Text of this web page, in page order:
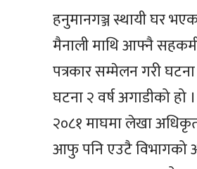
हनुमानगञ्ज स्थायी घर
मैनाली माथि आफ्नै
पत्रकार सम्मेलन गरी
घटना २ वर्ष अगाडीको हो
२०८१ माघमा लेखा
आफु पनि एउटै विभागको